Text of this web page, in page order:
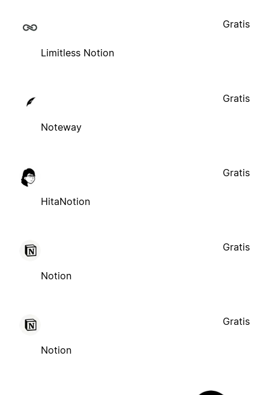
Limitless Notion
Gratis
Noteway
Gratis
HitaNotion
Gratis
Notion
Gratis
Notion
Gratis